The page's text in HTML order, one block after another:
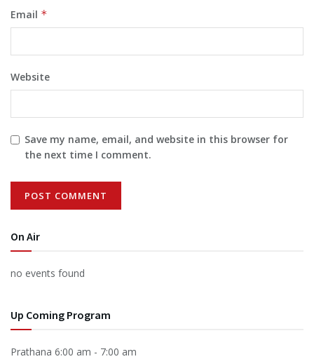
Email *
Website
Save my name, email, and website in this browser for
the next time I comment.
On Air
no events found
Up Coming Program
Prathana 6:00 am - 7:00 am